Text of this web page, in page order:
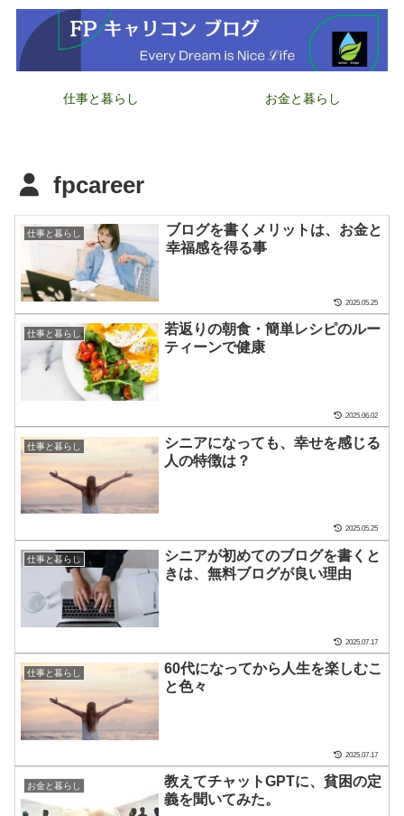
仕事と暮らし お金と暮らし
fpcareer
仕事と暮らし
ブログを書くメリットは、お金と
幸福感を得る事
2025.05.25
仕事と暮らし
若返りの朝食・簡単レシピのルー
ティーンで健康
2025.06.02
仕事と暮らし
シニアになっても、幸せを感じる
人の特徴は？
2025.05.25
仕事と暮らし
シニアが初めてのブログを書くと
きは、無料ブログが良い理由
2025.07.17
仕事と暮らし
60代になってから人生を楽しむこ
と色々
2025.07.17
お金と暮らし
教えてチャットGPTに、貧困の定
義を聞いてみた。